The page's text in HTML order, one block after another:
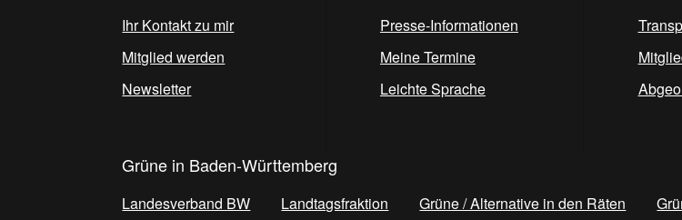
Ihr Kontakt zu mir
Mitglied werden
Newsletter
Presse-Informationen
Meine Termine
Leichte Sprache
Grüne in Baden-Württemberg
Landesverband BW Landtagsfraktion Grüne / Alternative in den Räten